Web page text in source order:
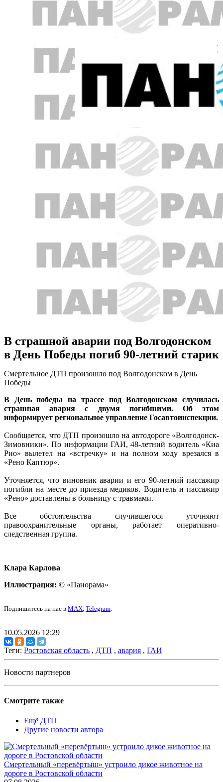
В страшной аварии под Волгодонском
в День Победы погиб 90-летний старик
Смертельное ДТП произошло под Волгодонском в День
Победы
В День победы на трассе под Волгодонском случилась
страшная авария с двумя погибшими. Об этом
информирует региональное управление Госавтоинспекции.
Сообщается, что ДТП произошло на автодороге «Волгодонск-
Зимовники». По информации ГАИ, 48-летний водитель «Киа
Рио» вылетел на «встречку» и на полном ходу врезался в
«Рено Каптюр».
Уточняется, что виновник аварии и его 90-летний пассажир
погибли на месте до приезда медиков. Водитель и пассажир
«Рено» доставлены в больницу с травмами.
Все обстоятельства случившегося уточняют
правоохранительные органы, работает оперативно-
следственная группа.
Клара Карлова
Иллюстрация: © «Панорама»
Подпишитесь на нас в MAX, Telegram.
10.05.2026 12:29
Теги: Ростовская область , ДТП , авария , ГАИ
Новости партнеров
Смотрите также
Ещё ДТП
Другие новости автора
Смертельный «перевёртыш» устроило дикое животное на
дороге в Ростовской области